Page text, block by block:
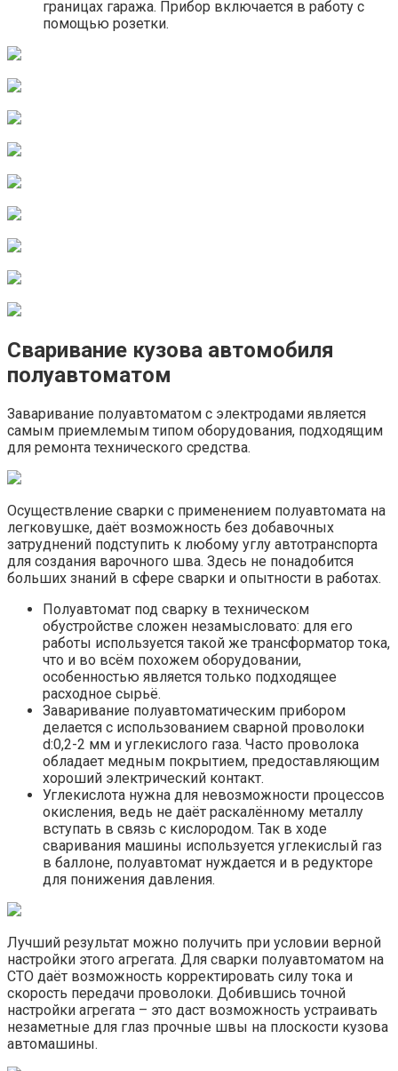
границах гаража. Прибор включается в работу с
помощью розетки.
Сваривание кузова автомобиля
полуавтоматом
Заваривание полуавтоматом с электродами является
самым приемлемым типом оборудования, подходящим
для ремонта технического средства.
Осуществление сварки с применением полуавтомата на
легковушке, даёт возможность без добавочных
затруднений подступить к любому углу автотранспорта
для создания варочного шва. Здесь не понадобится
больших знаний в сфере сварки и опытности в работах.
Полуавтомат под сварку в техническом
обустройстве сложен незамысловато: для его
работы используется такой же трансформатор тока,
что и во всём похожем оборудовании,
особенностью является только подходящее
расходное сырьё.
Заваривание полуавтоматическим прибором
делается с использованием сварной проволоки
d:0,2-2 мм и углекислого газа. Часто проволока
обладает медным покрытием, предоставляющим
хороший электрический контакт.
Углекислота нужна для невозможности процессов
окисления, ведь не даёт раскалённому металлу
вступать в связь с кислородом. Так в ходе
сваривания машины используется углекислый газ
в баллоне, полуавтомат нуждается и в редукторе
для понижения давления.
Лучший результат можно получить при условии верной
настройки этого агрегата. Для сварки полуавтоматом на
СТО даёт возможность корректировать силу тока и
скорость передачи проволоки. Добившись точной
настройки агрегата – это даст возможность устраивать
незаметные для глаз прочные швы на плоскости кузова
автомашины.